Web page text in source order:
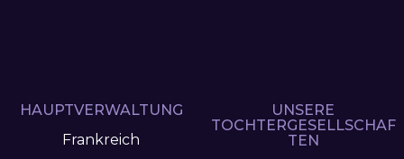
HAUPTVERWALTUNG
Frankreich
UNSERE
TOCHTERGESELLSCHAF
TEN